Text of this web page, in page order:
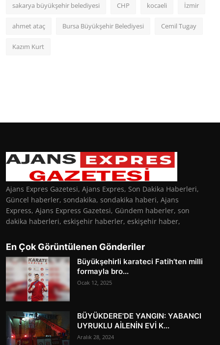
sakarya büyükşehir belediyesi CHP kocaeli İzmir
ahmet ataç Bursa Büyükşehir Belediyesi Cemil Tugay
Kazım Kurt
Ajans Expres Gazetesi, Ajans Expres, Son Dakika Haberleri,
Güncel haberler, sondakika, sondakika haberi, Ajans
Express, Ajans Express Gazetesi, Gündem haberler, son
dakika haberleri, eskişehir haberler, eskişehir haber,
En Çok Görüntülenen Gönderiler
Büyükşehirli karateci Fatih’ten milli
formayla bro...
Ocak 12, 2025
BÜYÜKDERE'DE YANGIN: YABANCI
UYRUKLU AİLENİN EVİ K...
Aralık 28, 2024